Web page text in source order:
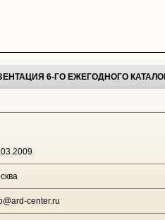
6-ГО ЕЖЕГОДНОГО
center.ru